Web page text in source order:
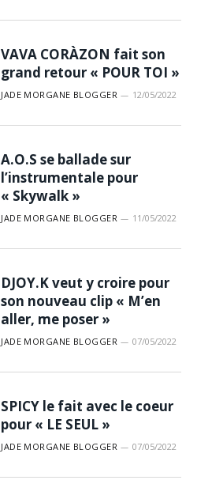
VAVA CORÀZON fait son
grand retour « POUR TOI »
JADE MORGANE BLOGGER 12/05/2022
A.O.S se ballade sur
l’instrumentale pour
« Skywalk »
JADE MORGANE BLOGGER 11/05/2022
DJOY.K veut y croire pour
son nouveau clip « M’en
aller, me poser »
JADE MORGANE BLOGGER 07/05/2022
SPICY le fait avec le coeur
pour « LE SEUL »
JADE MORGANE BLOGGER 07/05/2022